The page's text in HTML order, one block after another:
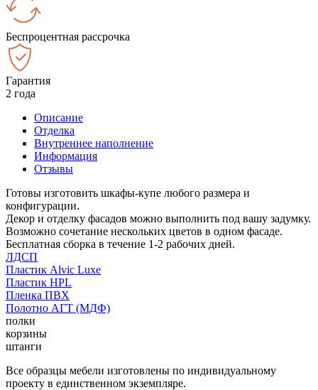
Беспроцентная рассрочка
Гарантия
2 года
Описание
Отделка
Внутреннее наполнение
Информация
Отзывы
Готовы изготовить шкафы-купе любого размера и
конфигурации.
Декор и отделку фасадов можно выполнить под вашу задумку.
Возможно сочетание нескольких цветов в одном фасаде.
Бесплатная сборка в течение 1-2 рабочих дней.
ЛДСП
Пластик Alvic Luxe
Пластик HPL
Пленка ПВХ
Полотно АГТ (МДФ)
полки
корзины
штанги
Все образцы мебели изготовлены по индивидуальному
проекту в единственном экземпляре.